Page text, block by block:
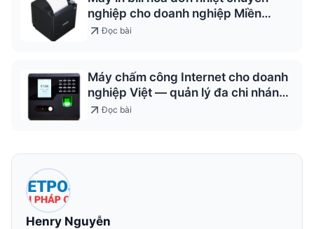
nghiệp cho doanh nghiệp Miền
Trung
Đọc bài
Máy chấm công Internet cho doanh
nghiệp Việt — quản lý đa chi nhánh
2026
Đọc bài
Henry Nguyễn